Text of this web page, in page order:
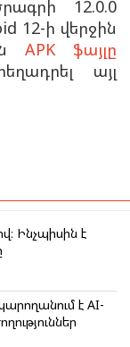
12.0.0
12-ի վերջին
APK ֆայլը
այլ
Ինչպիսին է
է AI-